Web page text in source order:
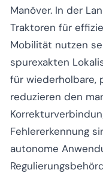
Manöver. In der
Traktoren für
Mobilität nutzen
spurexakten
für wiederholbare,
reduzieren den
Fehlererkennung
autonome